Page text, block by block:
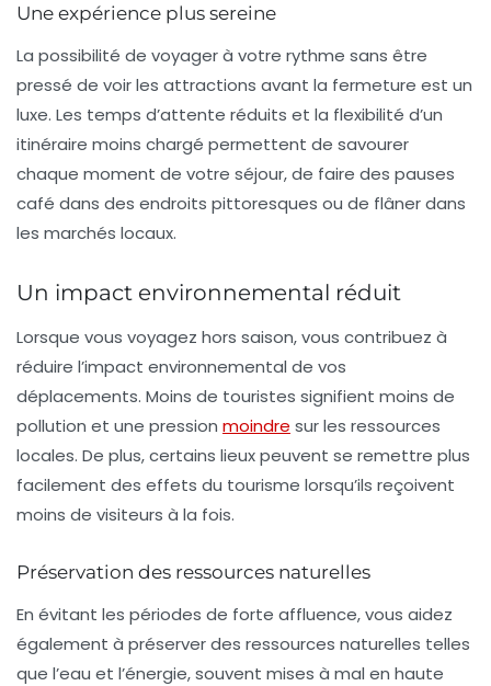
Une expérience plus sereine
La possibilité de voyager à votre rythme sans être
pressé de voir les attractions avant la fermeture est un
luxe. Les temps d’attente réduits et la flexibilité d’un
itinéraire moins chargé permettent de savourer
chaque moment de votre séjour, de faire des pauses
café dans des endroits pittoresques ou de flâner dans
les marchés locaux.
Un impact environnemental réduit
Lorsque vous voyagez hors saison, vous contribuez à
réduire l’impact environnemental de vos
déplacements. Moins de touristes signifient moins de
pollution et une pression moindre sur les ressources
locales. De plus, certains lieux peuvent se remettre plus
facilement des effets du tourisme lorsqu’ils reçoivent
moins de visiteurs à la fois.
Préservation des ressources naturelles
En évitant les périodes de forte affluence, vous aidez
également à préserver des ressources naturelles telles
que l’eau et l’énergie, souvent mises à mal en haute